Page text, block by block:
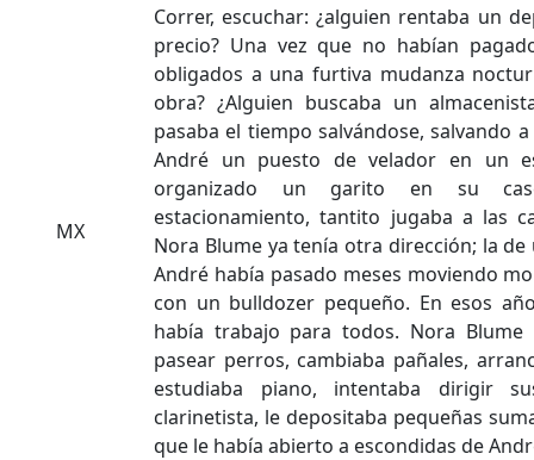
MX
Correr, escuchar: ¿alguien rentaba un
precio? Una vez que no habían
obligados a una furtiva mudanza
obra? ¿Alguien buscaba un
pasaba el tiempo salvándose, salvando
André un puesto de velador en un
organizado un garito en su
estacionamiento, tantito jugaba a las
Nora Blume ya tenía otra dirección; la
André había pasado meses moviendo
con un bulldozer pequeño. En esos
había trabajo para todos. Nora Blume
pasear perros, cambiaba pañales,
estudiaba piano, intentaba dirigir
clarinetista, le depositaba pequeñas
que le había abierto a escondidas de